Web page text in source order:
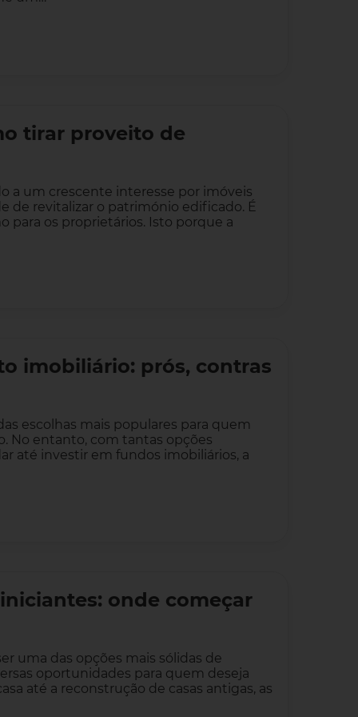
tirar proveito de
a um crescente interesse por imóveis
de revitalizar o património edificado. É
para os proprietários. Isto porque a
imobiliário: prós, contras
escolhas mais populares para quem
No entanto, com tantas opções
até investir em fundos imobiliários, a
onde começar
uma das opções mais sólidas de
oportunidades para quem deseja
até a reconstrução de casas antigas, as